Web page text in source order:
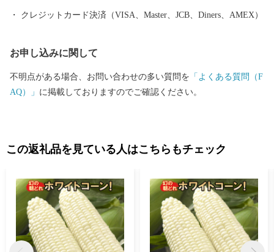
クレジットカード決済（VISA、Master、JCB、Diners、AMEX）
お申し込みに関して
不明点がある場合、お問い合わせの多い質問を 「よくある質問（F
AQ）」 に掲載しておりますのでご確認ください。
この返礼品を見ている人はこちらもチェック